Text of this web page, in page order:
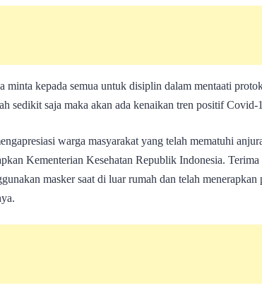
minta kepada semua untuk disiplin dalam mentaati
sedikit saja maka akan ada kenaikan tren positif Covid-
warga masyarakat yang telah mematuhi
Kementerian Kesehatan Republik Indonesia. Terima
masker saat di luar rumah dan telah menerapkan